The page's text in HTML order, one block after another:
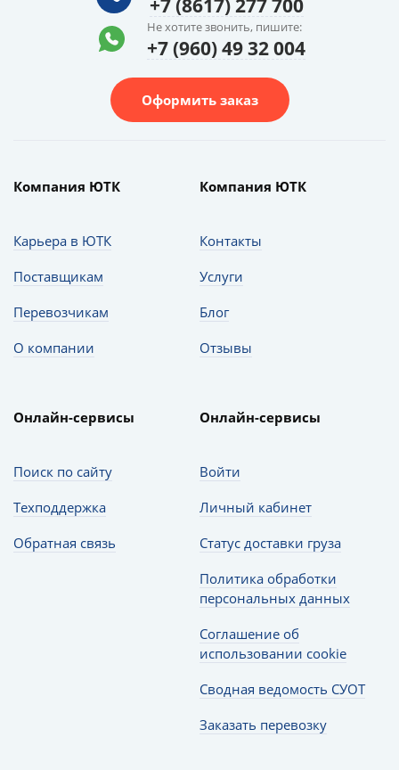
Оформить заказ
+7 (8617) 277 700
Не хотите звонить, пишите:
+7 (960) 49 32 004
Компания ЮТК
Карьера в ЮТК
Поставщикам
Перевозчикам
О компании
Компания ЮТК
Контакты
Услуги
Блог
Отзывы
Онлайн-сервисы
Поиск по сайту
Техподдержка
Обратная связь
Онлайн-сервисы
Войти
Личный кабинет
Статус доставки груза
Политика обработки
персональных данных
Соглашение об
использовании cookie
Сводная ведомость СУОТ
Заказать перевозку